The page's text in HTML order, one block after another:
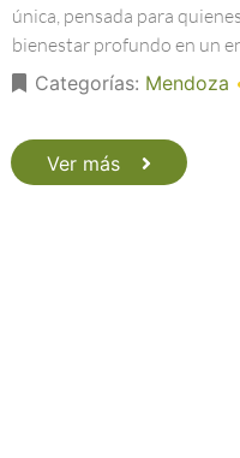
única, pensada para
bienestar profundo en un
Categorías: Mendoza
Ver más